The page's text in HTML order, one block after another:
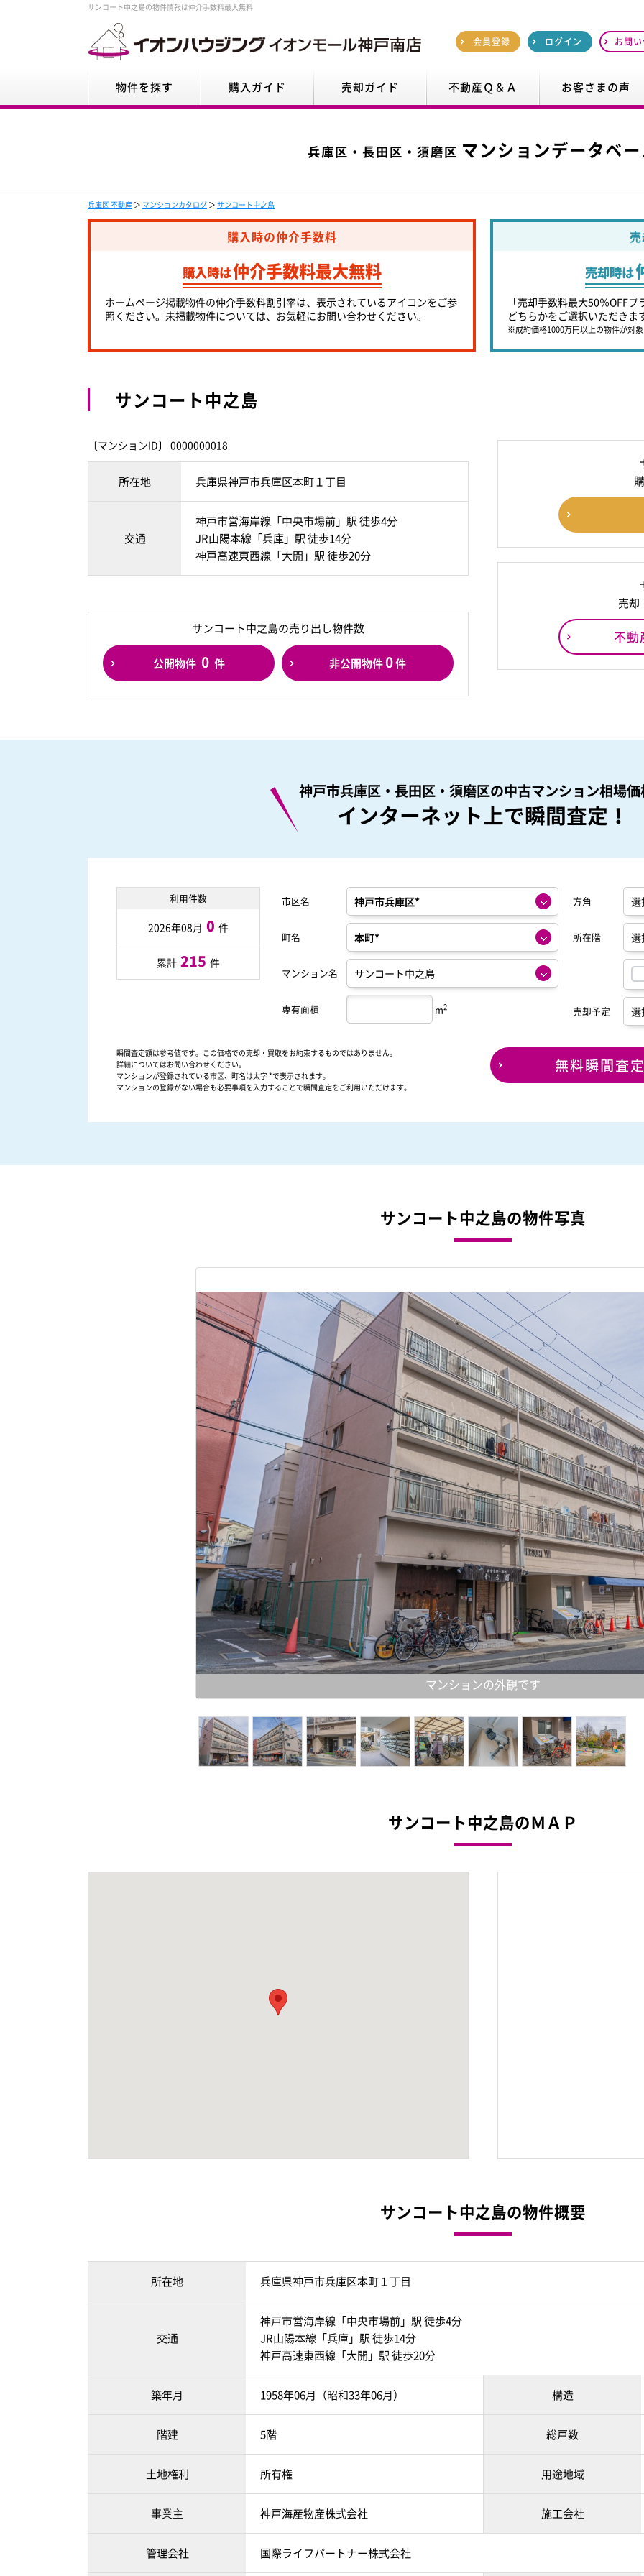
サンコート中之島の物件情報は仲介手数料最大無料
会員登録 ログイン お問
物件を探す 購入ガイド 売却ガイド 不動産Ｑ＆Ａ お客さまの声
兵庫区・長田区・須磨区 マンションデータベ
兵庫区 不動産 ＞ マンションカタログ ＞ サンコート中之島
購入時の仲介手数料
購入時は仲介手数料最大無料
ホームページ掲載物件の仲介手数料割引率は、表示されているアイコンをご参
照ください。未掲載物件については、お気軽にお問い合わせください。
売却時は
「売却手数料最大50％OFF
どちらかをご選択いただき
※成約価格1000万円以上の物件が対
サンコート中之島
〔マンションID〕 0000000018
所在地 兵庫県神戸市兵庫区本町１丁目
交通
神戸市営海岸線「中央市場前」駅 徒歩4分
JR山陽本線「兵庫」駅 徒歩14分
神戸高速東西線「大開」駅 徒歩20分
サンコート中之島の売り出し物件数
公開物件 0 件 非公開物件0件
売却
不動
神戸市兵庫区・長田区・須磨区の中古マンション相場
インターネット上で瞬間査定！
利用件数
2026年08月 0 件
累計 215 件
市区名
町名
マンション名
専有面積 m2
方角
所在階
売却予定
無料瞬間査
瞬間査定額は参考値です。この価格での売却・買取をお約束するものではありません。
詳細についてはお問い合わせください。
マンションが登録されている市区、町名は太字 *で表示されます。
マンションの登録がない場合も必要事項を入力することで瞬間査定をご利用いただけます。
サンコート中之島の物件写真
マンションの外観です
サンコート中之島のＭＡＰ
サンコート中之島の物件概要
所在地 兵庫県神戸市兵庫区本町１丁目
交通
神戸市営海岸線「中央市場前」駅 徒歩4分
JR山陽本線「兵庫」駅 徒歩14分
神戸高速東西線「大開」駅 徒歩20分
築年月 1958年06月（昭和33年06月） 構造
階建 5階 総戸数
土地権利 所有権 用途地域
事業主 神戸海産物産株式会社 施工会社
管理会社 国際ライフパートナー株式会社